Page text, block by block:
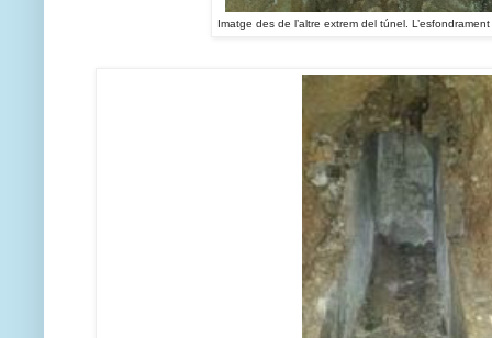
Imatge des de l’altre extrem del túnel.